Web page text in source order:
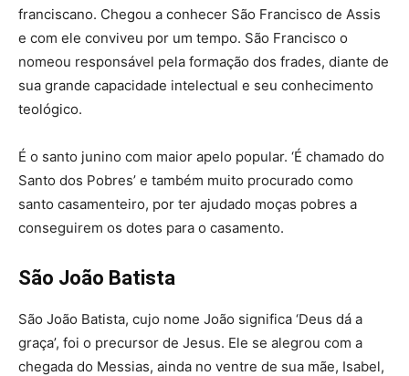
franciscano. Chegou a conhecer São Francisco de Assis
e com ele conviveu por um tempo. São Francisco o
nomeou responsável pela formação dos frades, diante de
sua grande capacidade intelectual e seu conhecimento
teológico.
É o santo junino com maior apelo popular. ‘É chamado do
Santo dos Pobres’ e também muito procurado como
santo casamenteiro, por ter ajudado moças pobres a
conseguirem os dotes para o casamento.
São João Batista
São João Batista, cujo nome João significa ‘Deus dá a
graça’, foi o precursor de Jesus. Ele se alegrou com a
chegada do Messias, ainda no ventre de sua mãe, Isabel,